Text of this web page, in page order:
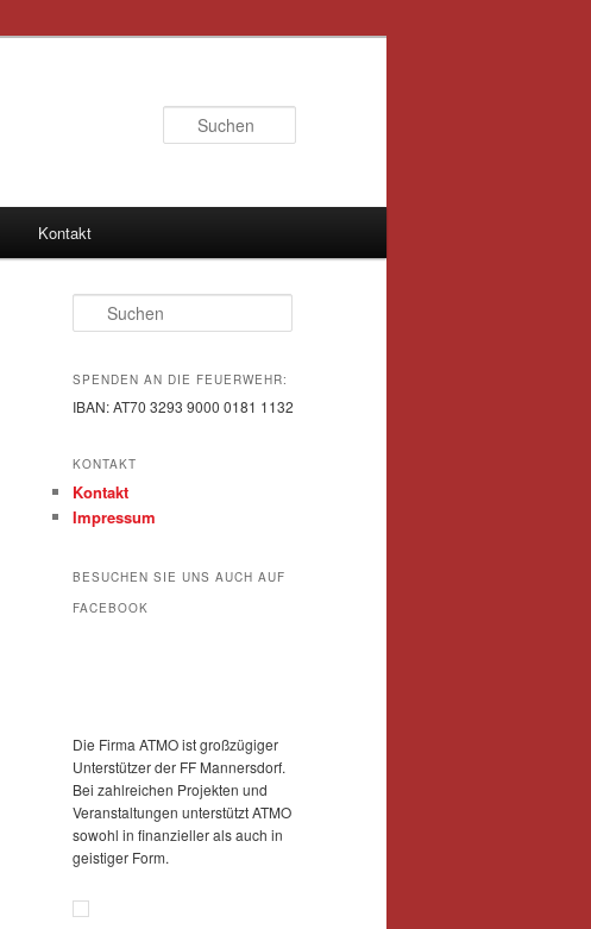
Kontakt
Suchen
SPENDEN AN DIE FEUERWEHR:
IBAN: AT70 3293 9000 0181 1132
KONTAKT
Kontakt
Impressum
BESUCHEN SIE UNS AUCH AUF
FACEBOOK
Die Firma ATMO ist großzügiger
Unterstützer der FF Mannersdorf.
Bei zahlreichen Projekten und
Veranstaltungen unterstützt ATMO
sowohl in finanzieller als auch in
geistiger Form.